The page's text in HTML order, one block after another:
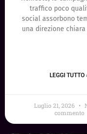
traffico poco
social assorbono
una direzione
LEGGI TUTTO
Luglio 21, 2026
commento